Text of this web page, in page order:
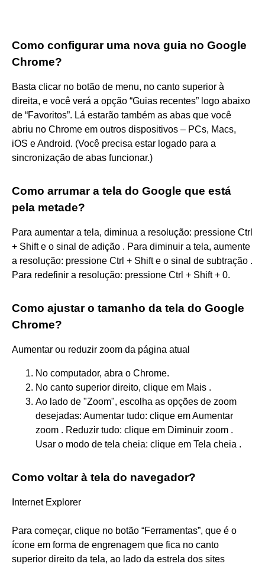
Como configurar uma nova guia no Google
Chrome?
Basta clicar no botão de menu, no canto superior à
direita, e você verá a opção “Guias recentes” logo abaixo
de “Favoritos”. Lá estarão também as abas que você
abriu no Chrome em outros dispositivos – PCs, Macs,
iOS e Android. (Você precisa estar logado para a
sincronização de abas funcionar.)
Como arrumar a tela do Google que está
pela metade?
Para aumentar a tela, diminua a resolução: pressione Ctrl
+ Shift e o sinal de adição . Para diminuir a tela, aumente
a resolução: pressione Ctrl + Shift e o sinal de subtração .
Para redefinir a resolução: pressione Ctrl + Shift + 0.
Como ajustar o tamanho da tela do Google
Chrome?
Aumentar ou reduzir zoom da página atual
No computador, abra o Chrome.
No canto superior direito, clique em Mais .
Ao lado de "Zoom", escolha as opções de zoom
desejadas: Aumentar tudo: clique em Aumentar
zoom . Reduzir tudo: clique em Diminuir zoom .
Usar o modo de tela cheia: clique em Tela cheia .
Como voltar à tela do navegador?
Internet Explorer
Para começar, clique no botão “Ferramentas”, que é o
ícone em forma de engrenagem que fica no canto
superior direito da tela, ao lado da estrela dos sites